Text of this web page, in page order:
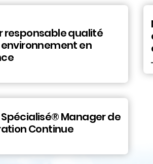
responsable qualité
en
Manager de
Continue